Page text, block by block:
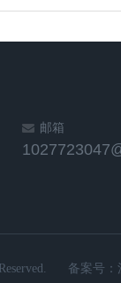
邮箱
备案号：